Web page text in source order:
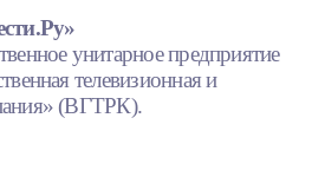
унитарное предприятие
телевизионная и
(ВГТРК).